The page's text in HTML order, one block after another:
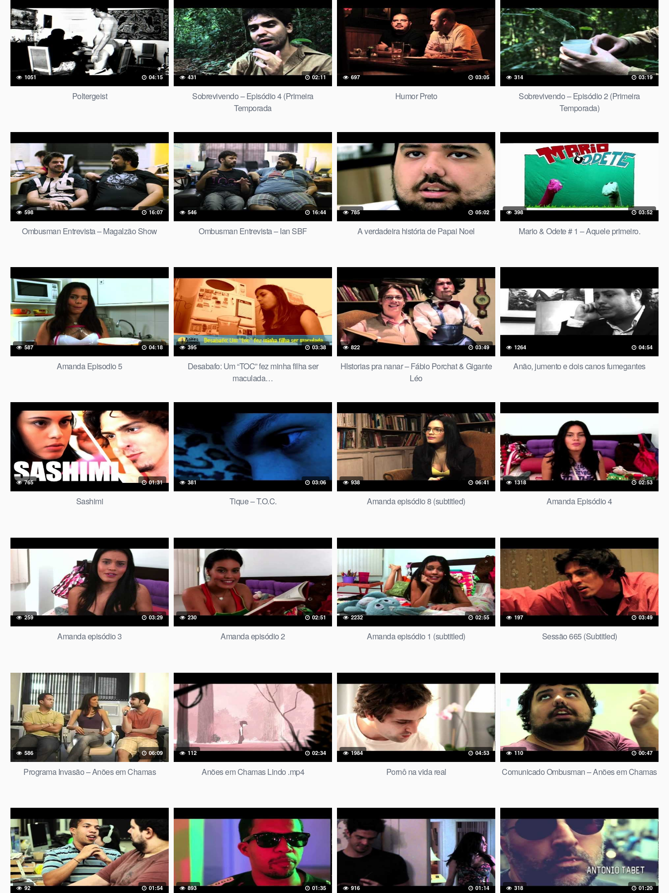
1051 04:15
Poltergeist
431 02:11
Sobrevivendo – Episódio 4 (Primeira
Temporada
697 03:05
Humor Preto
314 03:19
Sobrevivendo – Episódio 2 (Primeira
Temporada)
598 16:07
Ombusman Entrevista – Magalzão Show
546 16:44
Ombusman Entrevista – Ian SBF
785 05:02
A verdadeira história de Papai Noel
398 03:52
Mario & Odete # 1 – Aquele primeiro.
587 04:18
Amanda Episodio 5
395 03:38
Desabafo: Um “TOC” fez minha filha ser
maculada…
822 03:49
HIstorias pra nanar – Fábio Porchat & Gigante
Léo
1264 04:54
Anão, jumento e dois canos fumegantes
765 01:31
Sashimi
381 03:06
Tique – T.O.C.
938 06:41
Amanda episódio 8 (subtitled)
1318 02:53
Amanda Episódio 4
259 03:29
Amanda episódio 3
230 02:51
Amanda episódio 2
2232 02:55
Amanda episódio 1 (subtitled)
197 03:49
Sessão 665 (Subtitled)
586 06:09
Programa Invasão – Anões em Chamas
112 02:34
Anões em Chamas Lindo .mp4
1984 04:53
Pornô na vida real
110 00:47
Comunicado Ombusman – Anões em Chamas
92 01:54 893 01:35 916 01:14 318 01:20